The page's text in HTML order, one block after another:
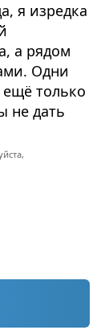
я изредка
а рядом
Одни
ещё только
не дать